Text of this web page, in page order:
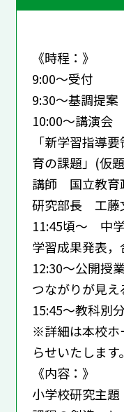
《時程：》
9:00～受付
9:30～基調提案
10:00～講演会
「新学習指導
育の課題」(仮
講師 国立教育
研究部長 工藤
11:45頃～ 中
学習成果発表，
12:30～公開授
つながりが見え
15:45～教科別
※詳細は本校ホ
らせいたします。
《内容：》
小学校研究主